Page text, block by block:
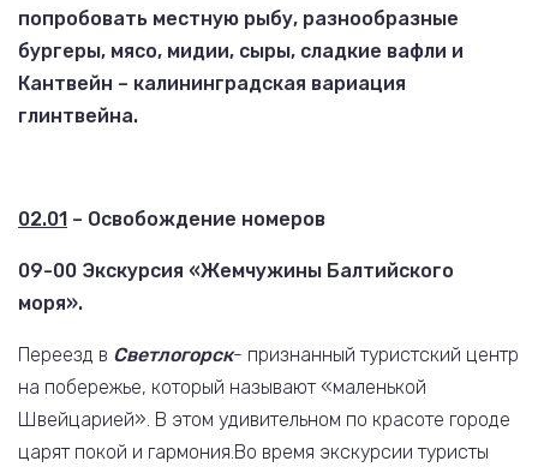
попробовать местную рыбу, разнообразные
бургеры, мясо, мидии, сыры, сладкие вафли и
Кантвейн – калининградская вариация
глинтвейна.
02.01 – Освобождение номеров
09-00 Экскурсия «Жемчужины Балтийского
моря».
Переезд в Светлогорск- признанный туристский центр
на побережье, который называют «маленькой
Швейцарией». В этом удивительном по красоте городе
царят покой и гармония.Во время экскурсии туристы